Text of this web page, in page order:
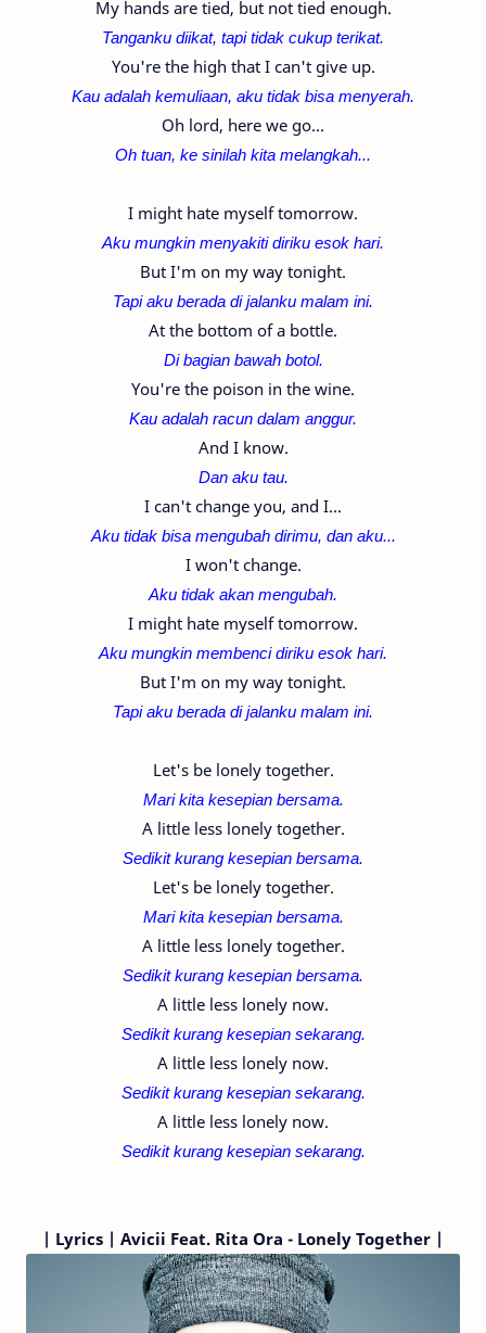
My hands are tied, but not tied enough.
Tanganku diikat, tapi tidak cukup terikat.
You're the high that I can't give up.
Kau adalah kemuliaan, aku tidak bisa menyerah.
Oh lord, here we go...
Oh tuan, ke sinilah kita melangkah...
I might hate myself tomorrow.
Aku mungkin menyakiti diriku esok hari.
But I'm on my way tonight.
Tapi aku berada di jalanku malam ini.
At the bottom of a bottle.
Di bagian bawah botol.
You're the poison in the wine.
Kau adalah racun dalam anggur.
And I know.
Dan aku tau.
I can't change you, and I...
Aku tidak bisa mengubah dirimu, dan aku...
I won't change.
Aku tidak akan mengubah.
I might hate myself tomorrow.
Aku mungkin membenci diriku esok hari.
But I'm on my way tonight.
Tapi aku berada di jalanku malam ini.
Let's be lonely together.
Mari kita kesepian bersama.
A little less lonely together.
Sedikit kurang kesepian bersama.
Let's be lonely together.
Mari kita kesepian bersama.
A little less lonely together.
Sedikit kurang kesepian bersama.
A little less lonely now.
Sedikit kurang kesepian sekarang.
A little less lonely now.
Sedikit kurang kesepian sekarang.
A little less lonely now.
Sedikit kurang kesepian sekarang.
| Lyrics | Avicii Feat. Rita Ora - Lonely Together |